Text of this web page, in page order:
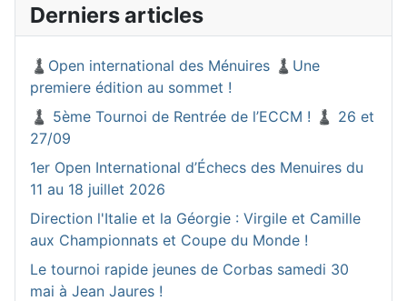
Derniers articles
♟️Open international des Ménuires ♟️Une
premiere édition au sommet !
♟️ 5ème Tournoi de Rentrée de l’ECCM ! ♟️ 26 et
27/09
1er Open International d’Échecs des Menuires du
11 au 18 juillet 2026
Direction l'Italie et la Géorgie : Virgile et Camille
aux Championnats et Coupe du Monde !
Le tournoi rapide jeunes de Corbas samedi 30
mai à Jean Jaures !